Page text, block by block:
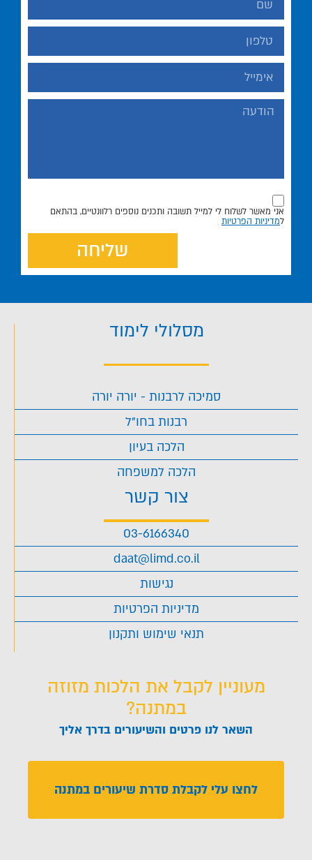
אני מאשר לשלוח לי למייל תשובה ותכנים נוספים רלוונטיים, בהתאם
למדיניות הפרטיות
שליחה
מסלולי לימוד
סמיכה לרבנות - יורה יורה
רבנות בחו"ל
הלכה בעיון
הלכה למשפחה
צור קשר
03-6166340
daat@limd.co.il
נגישות
מדיניות הפרטיות
תנאי שימוש ותקנון
מעוניין לקבל את הלכות מזוזה
במתנה?
השאר לנו פרטים והשיעורים בדרך אליך
לחצו עלי לקבלת סדרת שיעורים במתנה